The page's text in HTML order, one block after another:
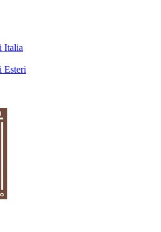
Italia
Esteri